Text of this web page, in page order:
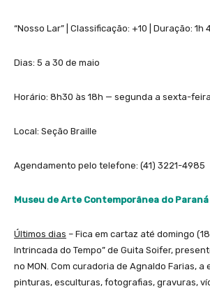
“Nosso Lar” | Classificação: +10 | Duração: 1h
Dias: 5 a 30 de maio
Horário: 8h30 às 18h — segunda a sexta-feira
Local: Seção Braille
Agendamento pelo telefone: (41) 3221-4985
Museu de Arte Contemporânea do Paraná
Últimos dias – Fica em cartaz até domingo
Intrincada do Tempo” de Guita Soifer,
no MON. Com curadoria de Agnaldo Farias, a
pinturas, esculturas, fotografias, gravuras,